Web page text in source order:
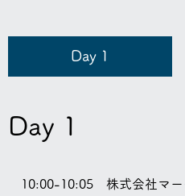
Day 1
Day 1
10:00-10:05 株式会社マー